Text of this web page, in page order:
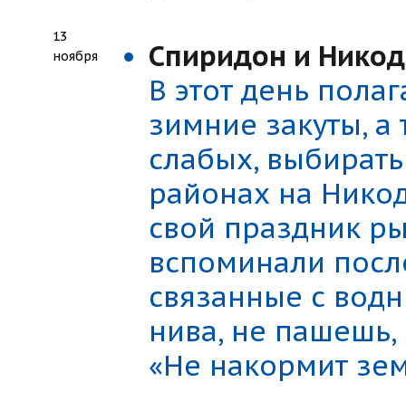
13
ноября
Спиридон и
В этот день
зимние закуты, а
слабых,
районах на
свой праздник
вспоминали
связанные с
нива, не пашешь,
«Не накормит